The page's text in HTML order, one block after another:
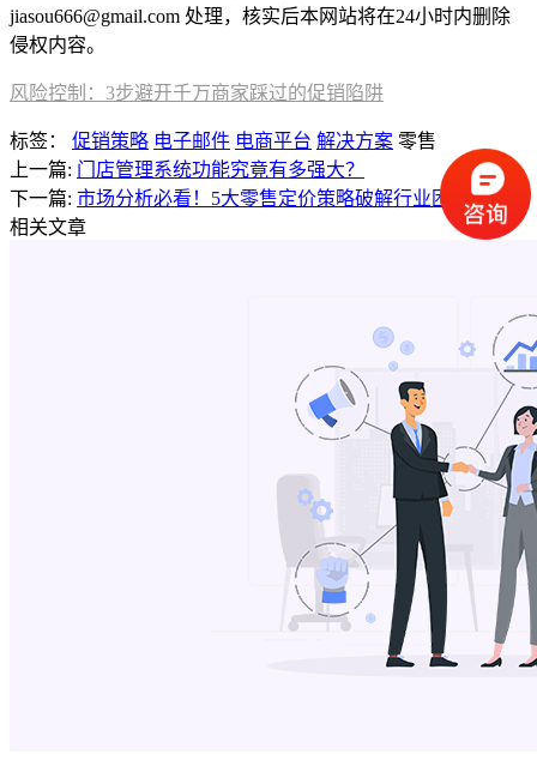
jiasou666@gmail.com 处理，核实后本网站将在24小时内删除
侵权内容。
风险控制：3步避开千万商家踩过的促销陷阱
标签： 促销策略 电子邮件 电商平台 解决方案 零售
上一篇: 门店管理系统功能究竟有多强大？
下一篇: 市场分析必看！5大零售定价策略破解行业困局
相关文章